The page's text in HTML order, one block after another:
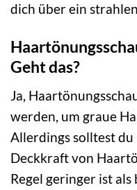
dich über ein
Geht das?
Ja,
werden, um graue
Allerdings solltest du
Deckkraft von
Regel geringer ist